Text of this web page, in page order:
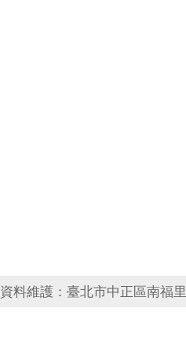
資料維護：臺北市中正區南福里